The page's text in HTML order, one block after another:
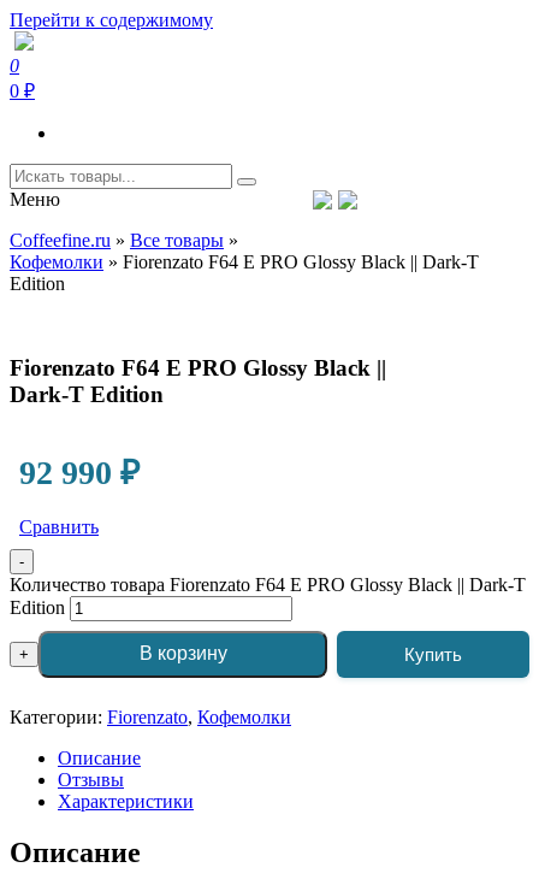
Перейти к содержимому
Coffeefine.ru
Интернет-магазин кофемашин и кофейной техники для дома
0
0 ₽
Меню
Coffeefine.ru » Все товары »
Кофемолки » Fiorenzato F64 E PRO Glossy Black || Dark-T
Edition
Fiorenzato F64 E PRO Glossy Black ||
Dark-T Edition
92 990 ₽
Сравнить
-
Количество товара Fiorenzato F64 E PRO Glossy Black || Dark-T
Edition
+ В корзину Купить
Категории: Fiorenzato, Кофемолки
Описание
Отзывы
Характеристики
Описание